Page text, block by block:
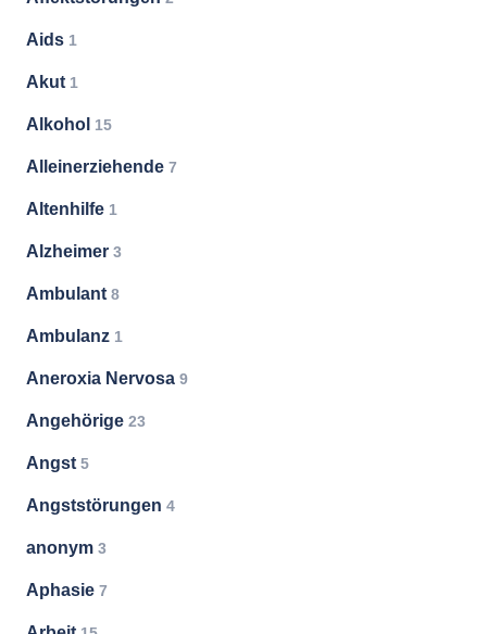
Aids 1
Akut 1
Alkohol 15
Alleinerziehende 7
Altenhilfe 1
Alzheimer 3
Ambulant 8
Ambulanz 1
Aneroxia Nervosa 9
Angehörige 23
Angst 5
Angststörungen 4
anonym 3
Aphasie 7